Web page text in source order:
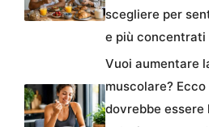
scegliere per
e più concentrati
Vuoi aumentare
muscolare? Ecco
dovrebbe essere